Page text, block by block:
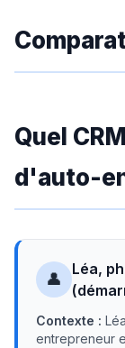
Quel
d'auto-
👤
Léa,
Contexte :
entrepreneur